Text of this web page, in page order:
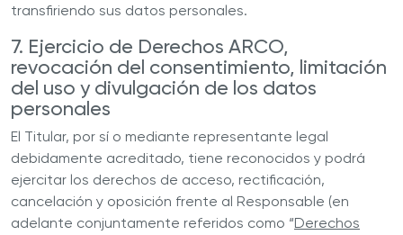
transfiriendo sus datos personales.
7. Ejercicio de Derechos ARCO,
revocación del consentimiento, limitación
del uso y divulgación de los datos
personales
El Titular, por sí o mediante representante legal
debidamente acreditado, tiene reconocidos y podrá
ejercitar los derechos de acceso, rectificación,
cancelación y oposición frente al Responsable (en
adelante conjuntamente referidos como “Derechos